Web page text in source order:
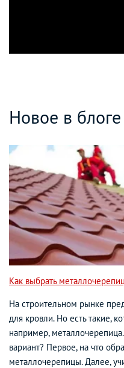
Новое в блоге
Как выбрать
На строительном рынке
для кровли. Но есть такие,
например,
вариант? Первое, на что
металлочерепицы. Далее,